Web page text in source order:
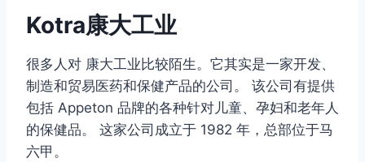
Kotra康大工业
很多人对 康大工业比较陌生。它其实是一家开发、
制造和贸易医药和保健产品的公司。 该公司有提供
包括 Appeton 品牌的各种针对儿童、孕妇和老年人
的保健品。 这家公司成立于 1982 年，总部位于马
六甲。